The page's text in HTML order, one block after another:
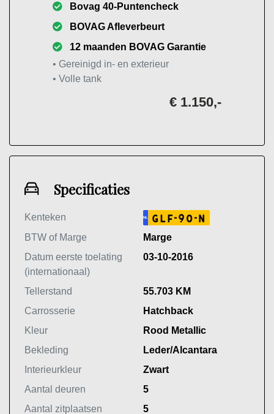
Bovag 40-Puntencheck
BOVAG Afleverbeurt
12 maanden BOVAG Garantie
• Gereinigd in- en exterieur
• Volle tank
€ 1.150,-
Specificaties
Kenteken NL GLF-90-N
BTW of Marge
Marge
Datum eerste toelating
(internationaal)
03-10-2016
Tellerstand
55.703 KM
Carrosserie
Hatchback
Kleur
Rood Metallic
Bekleding
Leder/Alcantara
Interieurkleur
Zwart
Aantal deuren
5
Aantal zitplaatsen
5